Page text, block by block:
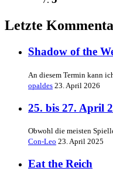
Letzte
Shadow of the
An diesem Termin kann
opaldes 23. April 2026
25. bis 27. April
Obwohl die meisten
Con-Leo 23. April 2025
Eat the Reich